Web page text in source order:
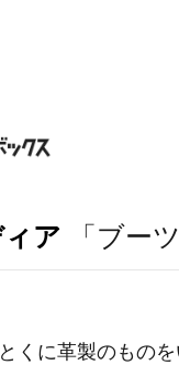
ア 「ブー
くに革製のもの